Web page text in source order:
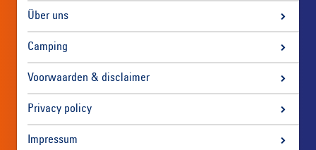
Über uns
Camping
Voorwaarden & disclaimer
Privacy policy
Impressum